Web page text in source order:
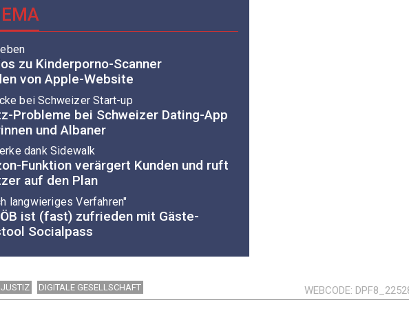
zu Kinderporno-Scanner
von Apple-Website
bei Schweizer Start-up
Probleme bei Schweizer Dating-App
und Albaner
dank Sidewalk
Funktion verärgert Kunden und ruft
auf den Plan
langwieriges Verfahren"
ist (fast) zufrieden mit Gäste-
Socialpass
JUSTIZ DIGITALE GESELLSCHAFT WEBCODE